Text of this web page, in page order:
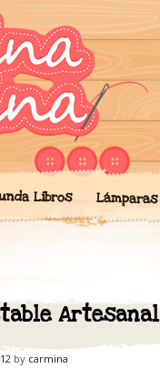
de
mis
Libros Lámparas
Artesanal
by carmina